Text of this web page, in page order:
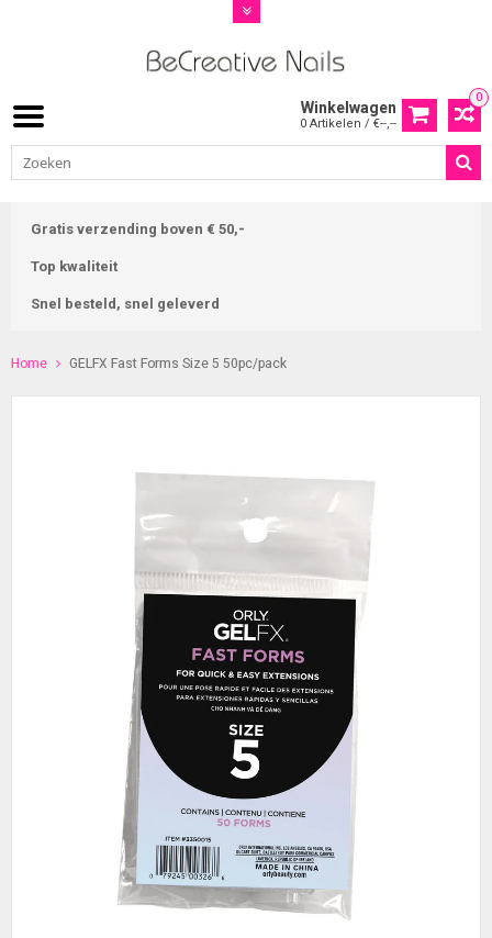
0
Winkelwagen
0 Artikelen / €--,--
Gratis verzending boven € 50,-
Top kwaliteit
Snel besteld, snel geleverd
Home GELFX Fast Forms Size 5 50pc/pack